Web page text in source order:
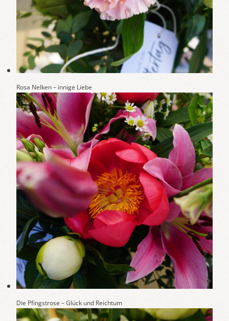
Rosa Nelken – innige Liebe
Die Pfingstrose – Glück und Reichtum